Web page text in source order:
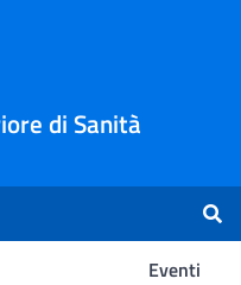
di Sanità
Eventi